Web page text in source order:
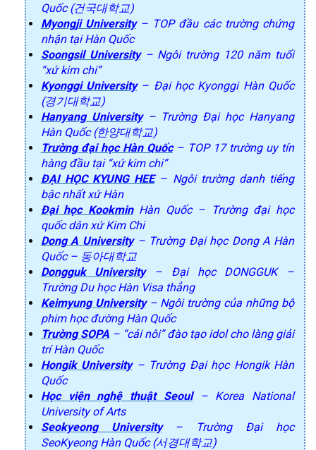
Quốc (건국대학교)
Myongji University– TOP đầu các trường chứng
nhận tại Hàn Quốc
Soongsil University– Ngôi trường 120 năm tuổi
“xứ kim chi”
Kyonggi University– Đại học Kyonggi Hàn Quốc
(경기대학교)
Hanyang University– Trường Đại học Hanyang
Hàn Quốc (한양대학교)
Trường đại học Hàn Quốc– TOP 17 trường uy tín
hàng đầu tại “xứ kim chi”
ĐẠI HỌC KYUNG HEE– Ngôi trường danh tiếng
bậc nhất xứ Hàn
Đại học KookminHàn Quốc – Trường đại học
quốc dân xứ Kim Chi
Dong A University– Trường Đại học Dong A Hàn
Quốc – 동아대학교
Dongguk University– Đại học DONGGUK –
Trường Du học Hàn Visa thẳng
Keimyung University– Ngôi trường của những bộ
phim học đường Hàn Quốc
Trường SOPA– “cái nôi” đào tạo idol cho làng giải
trí Hàn Quốc
Hongik University– Trường Đại học Hongik Hàn
Quốc
Học viện nghệ thuật Seoul– Korea National
University of Arts
Seokyeong University– Trường Đại học
SeoKyeong Hàn Quốc (서경대학교)